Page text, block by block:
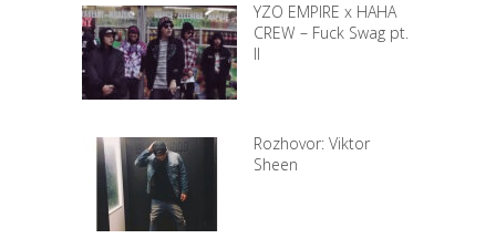
YZO EMPIRE x HAHA
CREW – Fuck Swag pt.
II
Rozhovor: Viktor
Sheen